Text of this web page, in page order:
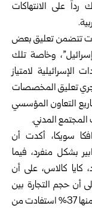
على الانتهاكات
تتضمن تعليق بعض
وخاصة تلك
الإسرائيلية لامتياز
تعليق المخصصات
إلى جانب مشاريع التعاون المؤسسي
المدني.
سويكا، أكدت أن
بشكل منفرد، فيما
كايا كالاس، على أن
أن حجم التجارة بين
الجانبين بلغ العام الماضي نحو 42.6 مليار يورو، منها 37% استفادت من